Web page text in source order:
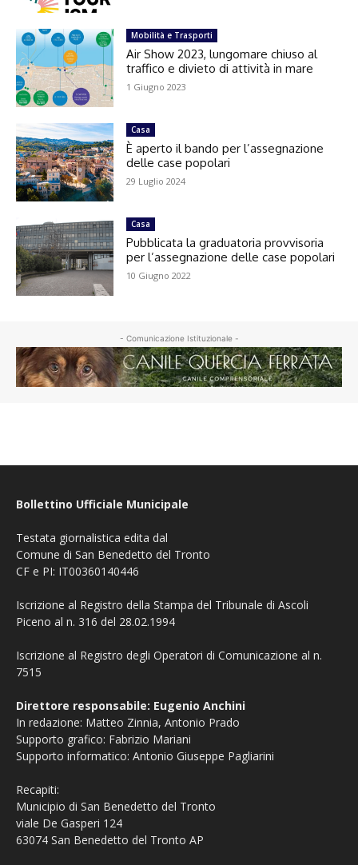
Mobilità e Trasporti
Air Show 2023, lungomare chiuso al
traffico e divieto di attività in mare
1 Giugno 2023
Casa
È aperto il bando per l’assegnazione
delle case popolari
29 Luglio 2024
Casa
Pubblicata la graduatoria provvisoria
per l’assegnazione delle case popolari
10 Giugno 2022
- Comunicazione Istituzionale -
Bollettino Ufficiale Municipale
Testata giornalistica edita dal
Comune di San Benedetto del Tronto
CF e PI: IT00360140446
Iscrizione al Registro della Stampa del Tribunale di Ascoli
Piceno al n. 316 del 28.02.1994
Iscrizione al Registro degli Operatori di Comunicazione al n.
7515
Direttore responsabile: Eugenio Anchini
In redazione: Matteo Zinnia, Antonio Prado
Supporto grafico: Fabrizio Mariani
Supporto informatico: Antonio Giuseppe Pagliarini
Recapiti:
Municipio di San Benedetto del Tronto
viale De Gasperi 124
63074 San Benedetto del Tronto AP